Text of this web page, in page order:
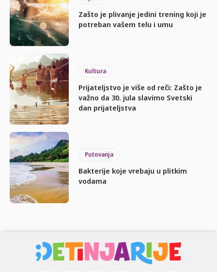
Zašto je plivanje jedini trening koji je
potreban vašem telu i umu
Kultura
Prijateljstvo je više od reči: Zašto je
važno da 30. jula slavimo Svetski
dan prijateljstva
Putovanja
Bakterije koje vrebaju u plitkim
vodama